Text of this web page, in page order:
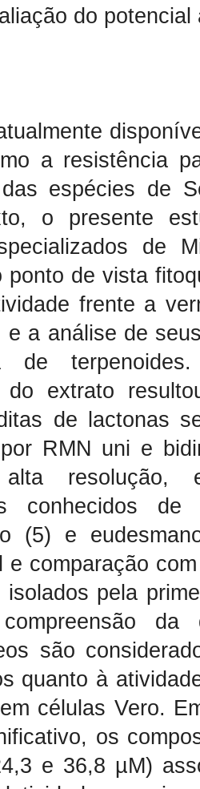
do potencial
a resistência
espécies de
o presente
de
ponto de vista
frente a
a análise de
de
do extrato
de lactonas
RMN uni e
resolução,
conhecidos
(5) e
e comparação
pela
são
quanto à
células Vero.
os
e 36,8 µM)